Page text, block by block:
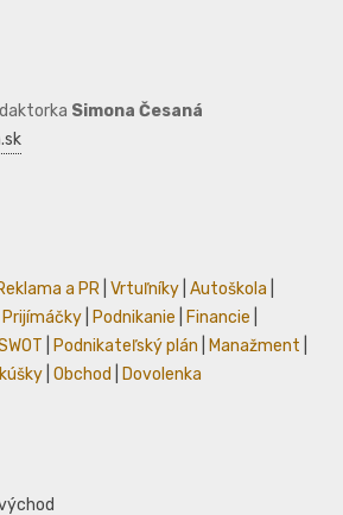
Simona Česaná
a PR Vrtuľníky Autoškola
Prijímáčky Podnikanie Financie
Podnikateľský plán Manažment
Obchod Dovolenka